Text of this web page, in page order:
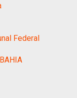
Federal